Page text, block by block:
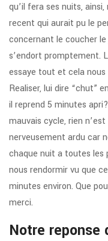
qu’il fera ses nuits,
recent qui aurait pu le
concernant le coucher
s’endort promptement.
essaye tout et cela nous
Realiser, lui dire “chut”
il reprend 5 minutes
mauvais cycle, rien
nerveusement ardu car
chaque nuit a toutes les
nous rendormir vu que
minutes environ. Que
merci.
Notre reponse